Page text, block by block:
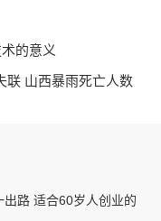
的意义
联 山西暴雨死亡人数
出路 适合60岁人创业的